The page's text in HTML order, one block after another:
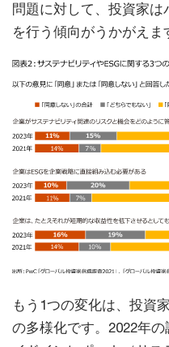
問題に対して、投資家
を行う傾向がうかがえま
もう1つの変化は、投資
の多様化です。2022年